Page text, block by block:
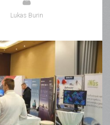
Lukas Burin